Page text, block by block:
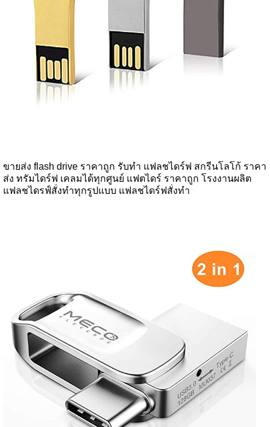
ขายส่ง flash drive ราคาถูก รับทำ แฟลชไดร์ฟ สกรีนโลโก้ ราคา
ส่ง ทรัมไดร์ฟ เคลมได้ทุกศูนย์ แฟตไดร์ ราคาถูก โรงงานผลิต
แฟลชไดรฟ์สั่งทำทุกรูปแบบ แฟลชไดร์ฟสั่งทำ